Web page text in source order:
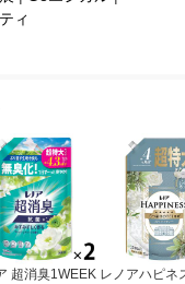
ィ
超消臭1WEEK レノアハピネ